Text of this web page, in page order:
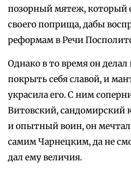
позорный мятеж, который
своего поприща, дабы
реформам в Речи
Однако в то время он делал
покрыть себя славой, и
украсила его. С ним
Витовский, сандомирский
и опытный воин, он мечтал
самим Чарнецким, да не
дал ему величия.